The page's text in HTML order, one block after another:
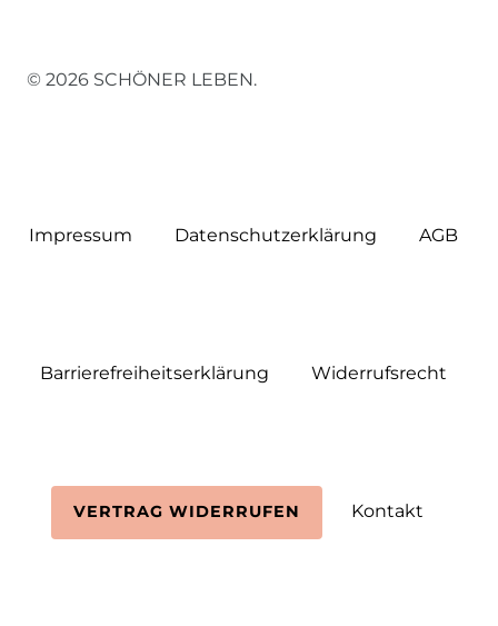
© 2026 SCHÖNER LEBEN.
Impressum Daten­schutz­erklärung AGB
Barrierefreiheitserklärung Widerrufs­recht
VERTRAG WIDERRUFEN Kontakt